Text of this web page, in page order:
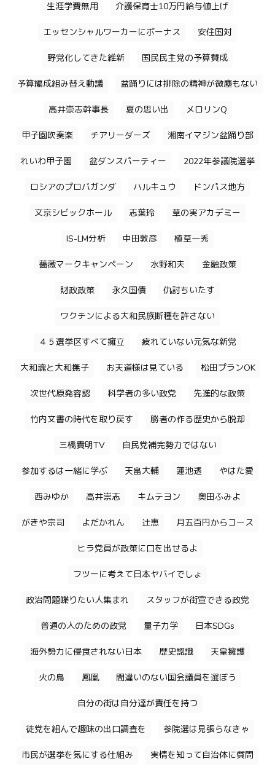
生涯学費無用 介護保育士10万円給与値上げ
エッセンシャルワーカーにボーナス 安住国対
野党化してきた維新 国民民主党の予算賛成
予算編成組み替え動議 盆踊りには排除の精神が微塵もない
高井崇志幹事長 夏の思い出 メロリンQ
甲子園吹奏楽 チアリーダーズ 湘南イマジン盆踊り部
れいわ甲子園 盆ダンスパーティー 2022年参議院選挙
ロシアのプロバガンダ ハルキュウ ドンパス地方
文京シビックホール 志葉玲 草の実アカデミー
IS-LM分析 中田敦彦 植草一秀
薔薇マークキャンペーン 水野和夫 金融政策
財政政策 永久国債 仇討ちいたす
ワクチンによる大和民族断種を許さない
４５選挙区すべて擁立 疲れていない元気な新党
大和魂と大和撫子 お天道様は見ている 松田プランOK
次世代原発容認 科学者の多い政党 先進的な政策
竹内文書の時代を取り戻す 勝者の作る歴史から脱却
三橋貴明TV 自民党補完勢力ではない
参加するは一緒に学ぶ 天畠大輔 蓮池透 やはた愛
西みゆか 高井崇志 キムテヨン 奥田ふみよ
がきや宗司 よだかれん 辻恵 月五百円からコース
ヒラ党員が政策に口を出せるよ
フツーに考えて日本ヤバイでしょ
政治問題喋りたい人集まれ スタッフが街宣できる政党
普通の人のための政党 量子力学 日本SDGs
海外勢力に侵食されない日本 歴史認識 天皇擁護
火の鳥 鳳凰 間違いのない国会議員を選ぼう
自分の街は自分達が責任を持つ
徒党を組んで趣味の出口調査を 参院選は見張らなきゃ
市民が選挙を気にする仕組み 実情を知って自治体に質問